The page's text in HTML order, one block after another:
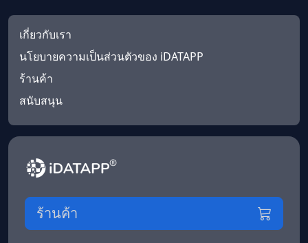
เกี่ยวกับเรา
นโยบายความเป็นส่วนตัวของ iDATAPP
ร้านค้า
สนับสนุน
ร้านค้า